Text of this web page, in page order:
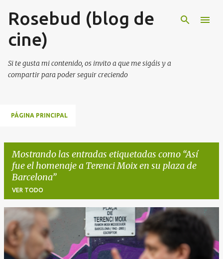
Ir al contenido principal
Rosebud (blog de
cine)
Si te gusta mi contenido, os invito a que me sigáis y a
compartir para poder seguir creciendo
PÁGINA PRINCIPAL
Mostrando las entradas etiquetadas como Así
fue el homenaje a Terenci Moix en su plaza de
Barcelona
VER TODO
E
n
t